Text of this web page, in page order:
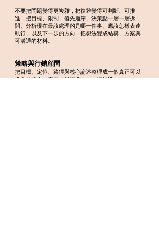
不要把問題變得更複雜，把複雜變得可判斷、可推
進，把目標、限制、優先順序、決策點一層一層拆
開。分析現在最該處理的是哪一件事、應該怎樣表達
執行、以及下一步的方向，把想法變成結構、方案與
可溝通的材料。
策略與行銷顧問
把目標、定位、路徑與核心論述整理成一個真正可以
推進的版本，不再只是概念上「大概知道」。